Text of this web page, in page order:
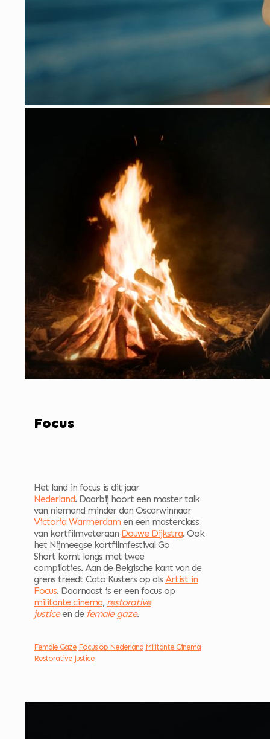
Focus
Het land in focus is dit jaar
Nederland. Daarbij hoort een master talk
van niemand minder dan Oscarwinnaar
Victoria Warmerdamen een masterclass
van kortfilmveteraan Douwe Dijkstra. Ook
het Nijmeegse kortfilmfestival Go
Short komt langs met twee
compilaties. Aan de Belgische kant van de
grens treedt Cato Kusters op als Artist in
Focus. Daarnaast is er een focus op
militante cinema, restorative
justice en de female gaze.
Female Gaze Focus op Nederland Militante Cinema
Restorative Justice